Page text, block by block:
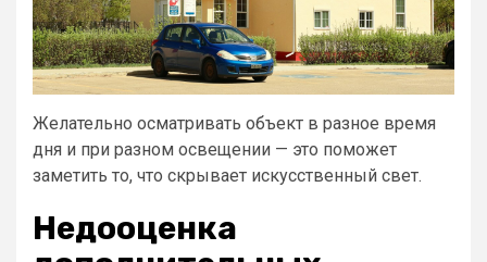
Желательно осматривать объект в разное время
дня и при разном освещении — это поможет
заметить то, что скрывает искусственный свет.
Недооценка